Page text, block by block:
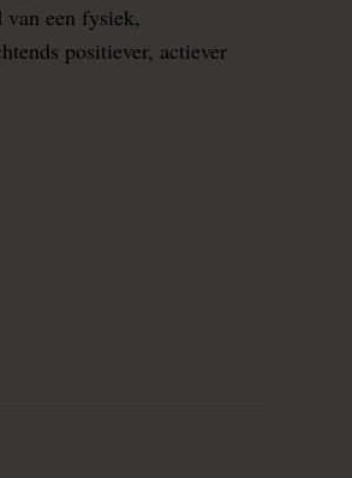
een fysiek,
positiever, actiever